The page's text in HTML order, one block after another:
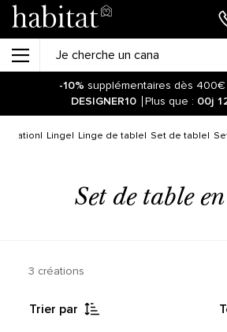
-10% supplémentaires dès
DESIGNER10
Plus que : 00j
Soyez informé de la réouverture des
Cliquez ici.
Linge Linge de table Set de table
Set de table
3 créations
Trier par